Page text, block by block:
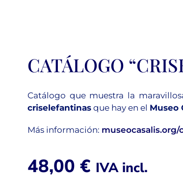
CATÁLOGO
Catálogo que muestra la
criselefantinas que hay en el Museo
Más información:
48,00 € IVA incl.